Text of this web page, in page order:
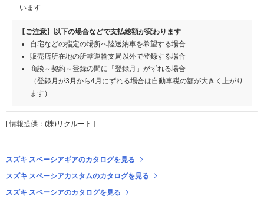
います
【ご注意】以下の場合などで支払総額が変わります
自宅などの指定の場所へ陸送納車を希望する場合
販売店所在地の所轄運輸支局以外で登録する場合
商談～契約～登録の間に「登録月」がずれる場合
（登録月が3月から4月にずれる場合は自動車税の額が大きく上がり
ます）
[ 情報提供：(株)リクルート ]
スズキ スペーシアギアのカタログを見る
スズキ スペーシアカスタムのカタログを見る
スズキ スペーシアのカタログを見る